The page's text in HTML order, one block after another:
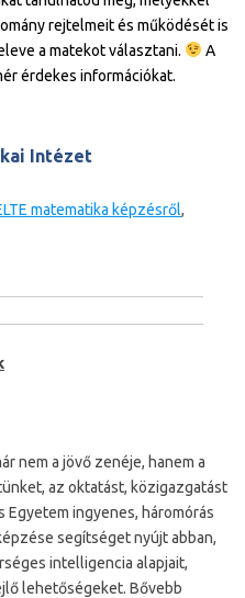
rejtelmeit és működését is
a matekot választani.
A
érdekes információkat.
Intézet
matematika képzésről,
nem a jövő zenéje, hanem a
az oktatást, közigazgatást
Egyetem ingyenes, háromórás
segítséget nyújt abban,
intelligencia alapjait,
lehetőségeket. Bővebb